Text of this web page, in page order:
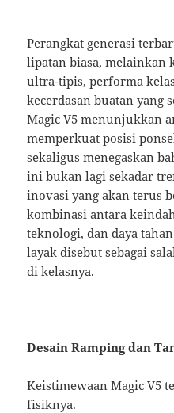
Perangkat generasi
lipatan biasa, melainkan
ultra-tipis, performa
kecerdasan buatan yang
Magic V5 menunjukkan
memperkuat posisi
sekaligus menegaskan
ini bukan lagi sekadar
inovasi yang akan terus
kombinasi antara
teknologi, dan daya
layak disebut sebagai
di kelasnya.
Desain Ramping dan
Keistimewaan Magic V5
fisiknya.